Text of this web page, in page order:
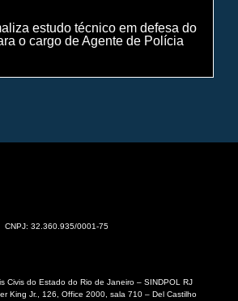
estudo técnico em defesa do
o cargo de Agente de Polícia
CNPJ: 32.360.935/0001-75
Civis do Estado do Rio de Janeiro – SINDPOL RJ
King Jr., 126, Office 2000, sala 710 – Del Castilho